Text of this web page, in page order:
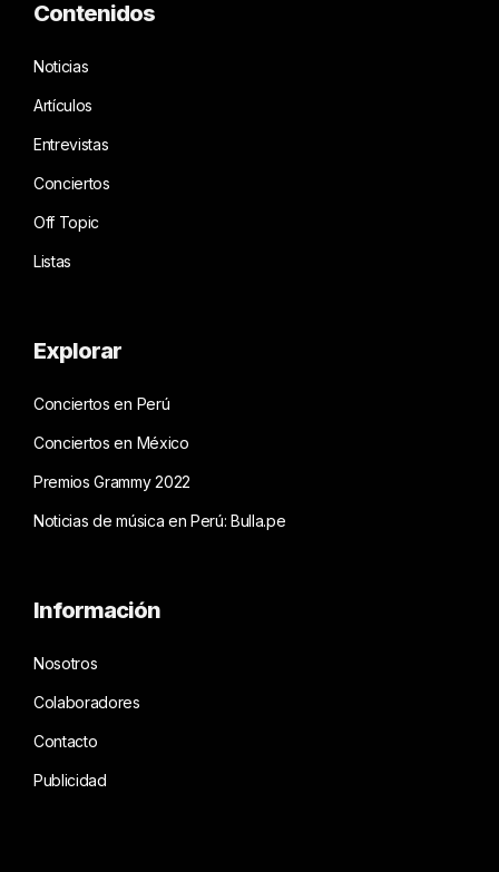
Contenidos
Noticias
Artículos
Entrevistas
Conciertos
Off Topic
Listas
Explorar
Conciertos en Perú
Conciertos en México
Premios Grammy 2022
Noticias de música en Perú: Bulla.pe
Información
Nosotros
Colaboradores
Contacto
Publicidad